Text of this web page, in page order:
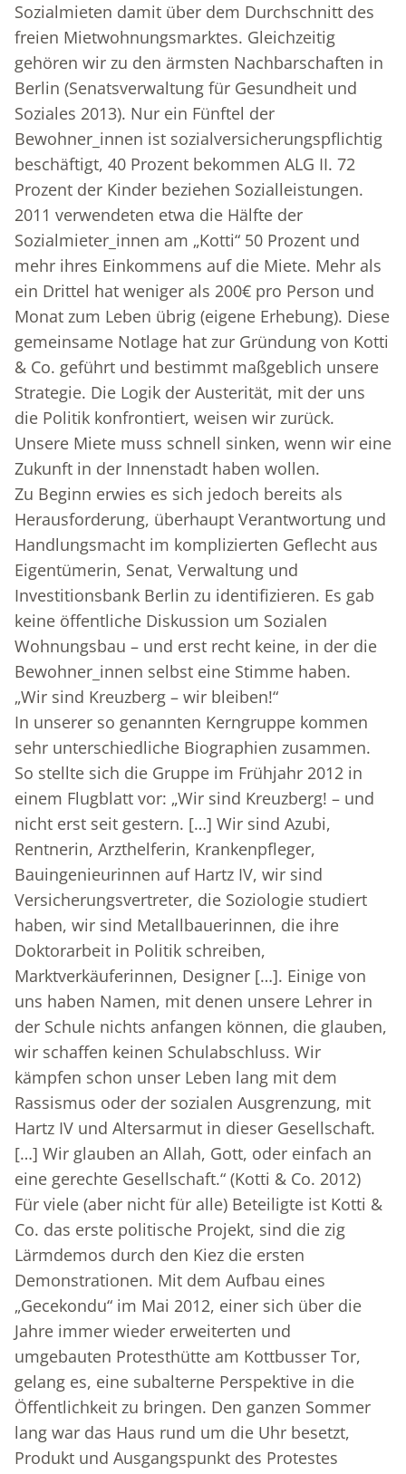
Sozialmieten damit über dem Durchschnitt des
freien Mietwohnungsmarktes. Gleichzeitig
gehören wir zu den ärmsten Nachbarschaften in
Berlin (Senatsverwaltung für Gesundheit und
Soziales 2013). Nur ein Fünftel der
Bewohner_innen ist sozialversicherungspflichtig
beschäftigt, 40 Prozent bekommen ALG II. 72
Prozent der Kinder beziehen Sozialleistungen.
2011 verwendeten etwa die Hälfte der
Sozialmieter_innen am „Kotti“ 50 Prozent und
mehr ihres Einkommens auf die Miete. Mehr als
ein Drittel hat weniger als 200€ pro Person und
Monat zum Leben übrig (eigene Erhebung). Diese
gemeinsame Notlage hat zur Gründung von Kotti
& Co. geführt und bestimmt maßgeblich unsere
Strategie. Die Logik der Austerität, mit der uns
die Politik konfrontiert, weisen wir zurück.
Unsere Miete muss schnell sinken, wenn wir eine
Zukunft in der Innenstadt haben wollen.
Zu Beginn erwies es sich jedoch bereits als
Herausforderung, überhaupt Verantwortung und
Handlungsmacht im komplizierten Geflecht aus
Eigentümerin, Senat, Verwaltung und
Investitionsbank Berlin zu identifizieren. Es gab
keine öffentliche Diskussion um Sozialen
Wohnungsbau – und erst recht keine, in der die
Bewohner_innen selbst eine Stimme haben.
„Wir sind Kreuzberg – wir bleiben!“
In unserer so genannten Kerngruppe kommen
sehr unterschiedliche Biographien zusammen.
So stellte sich die Gruppe im Frühjahr 2012 in
einem Flugblatt vor: „Wir sind Kreuzberg! – und
nicht erst seit gestern. […] Wir sind Azubi,
Rentnerin, Arzthelferin, Krankenpfleger,
Bauingenieurinnen auf Hartz IV, wir sind
Versicherungsvertreter, die Soziologie studiert
haben, wir sind Metallbauerinnen, die ihre
Doktorarbeit in Politik schreiben,
Marktverkäuferinnen, Designer […]. Einige von
uns haben Namen, mit denen unsere Lehrer in
der Schule nichts anfangen können, die glauben,
wir schaffen keinen Schulabschluss. Wir
kämpfen schon unser Leben lang mit dem
Rassismus oder der sozialen Ausgrenzung, mit
Hartz IV und Altersarmut in dieser Gesellschaft.
[…] Wir glauben an Allah, Gott, oder einfach an
eine gerechte Gesellschaft.“ (Kotti & Co. 2012)
Für viele (aber nicht für alle) Beteiligte ist Kotti &
Co. das erste politische Projekt, sind die zig
Lärmdemos durch den Kiez die ersten
Demonstrationen. Mit dem Aufbau eines
„Gecekondu“ im Mai 2012, einer sich über die
Jahre immer wieder erweiterten und
umgebauten Protesthütte am Kottbusser Tor,
gelang es, eine subalterne Perspektive in die
Öffentlichkeit zu bringen. Den ganzen Sommer
lang war das Haus rund um die Uhr besetzt,
Produkt und Ausgangspunkt des Protestes